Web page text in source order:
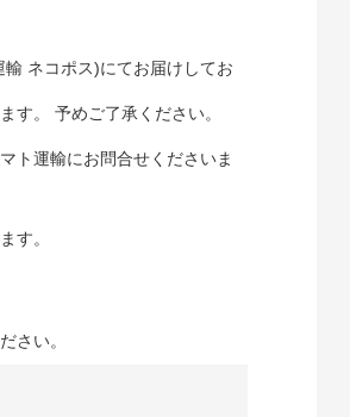
ネコポス)にてお届けしてお
す。 予めご了承ください。
ト運輸にお問合せくださいま
す。
さい。